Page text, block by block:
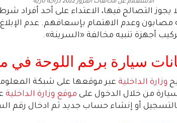
الاستعلام عن مخالفات المرور 2022 دراجة نارية
يجوز التصالح فيها، الاعتداء على أحد أفراد
وعدم الاهتمام بإسعافهم. عدم الإبلاغ
أجهزة تنبيه مخالفة «السرينة».
سيارة برقم اللوحة في
وزارة الداخلية عبر موقعها على شبكة
من خلال الدخول على موقع وزارة الداخلية
أو إنشاء حساب جديد ثم ادخال رقم